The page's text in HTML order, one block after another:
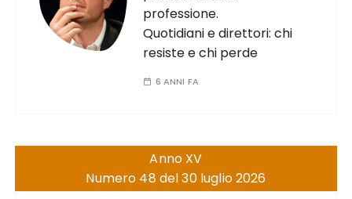
professione.
Quotidiani e direttori: chi
resiste e chi perde
6 ANNI FA
Anno XV
Numero 48 del 30 luglio 2026